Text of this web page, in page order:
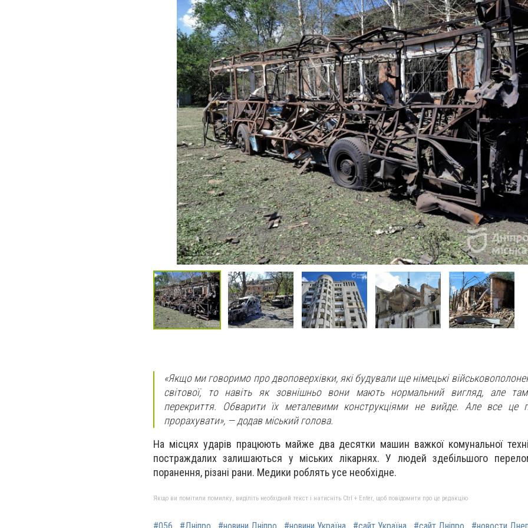
«Якщо ми говоримо про двоповерхівки, які будували ще німецькі
світової, то навіть як зовнішньо вони мають нормальний вигляд, але
перекриття. Обварити їх металевими конструкціями не вийде. Але все це
прорахувати», — додав міський голова.
На місцях ударів працюють майже два десятки машин важкої комунальної
постраждалих залишаються у міських лікарнях. У людей здебільшого
поранення, різані рани. Медики роблять усе необхідне.
Якщо ви помітили помилку, виділіть необхідний текст і натисніть Ctrl + Enter, щоб повідомити про це редакцію